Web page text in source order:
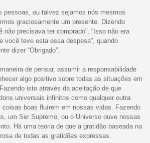
pessoas, ou talvez sejamos nós mesmos
graciosamente um presente. Dizendo
não precisava ter comprado”, “Isso não era
você teve esta essa despesa”, quando
dizer “Obrigado”.
de pensar, assumir a responsabilidade
algo positivo sobre todas as situações em
isto através da aceitação de que
universais infinitos como qualquer outra
coisas boas fluírem em nossas vidas. Fazendo
um Ser Supremo, ou o Universo ouve nossas
Há uma teoria de que a gratidão baseada na
de todas as gratidões expressas.